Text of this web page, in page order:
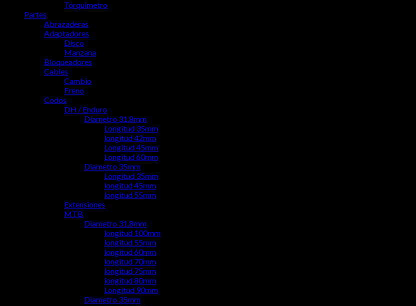
Torquimetro
Partes
Abrazaderas
Adaptadores
Disco
Manzana
Bloqueadores
Cables
Cambio
Freno
Codos
DH / Enduro
Diametro 31.8mm
Longitud 35mm
longitud 42mm
Longitud 45mm
Longitud 60mm
Diametro 35mm
Longitud 35mm
longitud 45mm
longitud 55mm
Extensiones
MTB
Diametro 31.8mm
longitud 100mm
longitud 55mm
longitud 60mm
longitud 70mm
longitud 75mm
longitud 80mm
Longitud 90mm
Diametro 35mm